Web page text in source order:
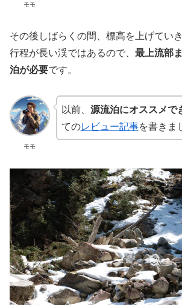
モモ
その後しばらくの間、標高を上げていき
行程が長い渓ではあるので、 最上流部
泊が必要です。
モモ
以前、 源流泊にオススメで
てのレビュー記事を書きま